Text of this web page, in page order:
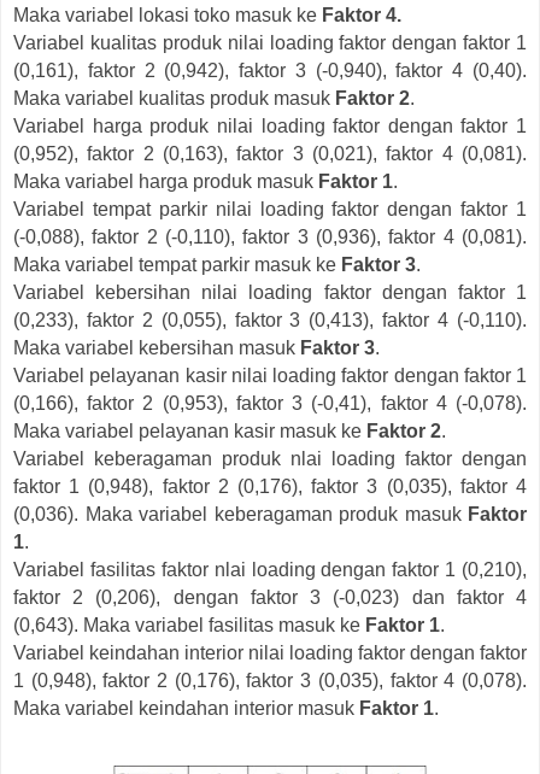
Maka variabel lokasi toko masuk ke Faktor 4.
Variabel kualitas produk nilai loading faktor dengan faktor 1
(0,161), faktor 2 (0,942), faktor 3 (-0,940), faktor 4 (0,40).
Maka variabel kualitas produk masuk Faktor 2.
Variabel harga produk nilai loading faktor dengan faktor 1
(0,952), faktor 2 (0,163), faktor 3 (0,021), faktor 4 (0,081).
Maka variabel harga produk masuk Faktor 1.
Variabel tempat parkir nilai loading faktor dengan faktor 1
(-0,088), faktor 2 (-0,110), faktor 3 (0,936), faktor 4 (0,081).
Maka variabel tempat parkir masuk ke Faktor 3.
Variabel kebersihan nilai loading faktor dengan faktor 1
(0,233), faktor 2 (0,055), faktor 3 (0,413), faktor 4 (-0,110).
Maka variabel kebersihan masuk Faktor 3.
Variabel pelayanan kasir nilai loading faktor dengan faktor 1
(0,166), faktor 2 (0,953), faktor 3 (-0,41), faktor 4 (-0,078).
Maka variabel pelayanan kasir masuk ke Faktor 2.
Variabel keberagaman produk nlai loading faktor dengan
faktor 1 (0,948), faktor 2 (0,176), faktor 3 (0,035), faktor 4
(0,036). Maka variabel keberagaman produk masuk Faktor
1.
Variabel fasilitas faktor nlai loading dengan faktor 1 (0,210),
faktor 2 (0,206), dengan faktor 3 (-0,023) dan faktor 4
(0,643). Maka variabel fasilitas masuk ke Faktor 1.
Variabel keindahan interior nilai loading faktor dengan faktor
1 (0,948), faktor 2 (0,176), faktor 3 (0,035), faktor 4 (0,078).
Maka variabel keindahan interior masuk Faktor 1.